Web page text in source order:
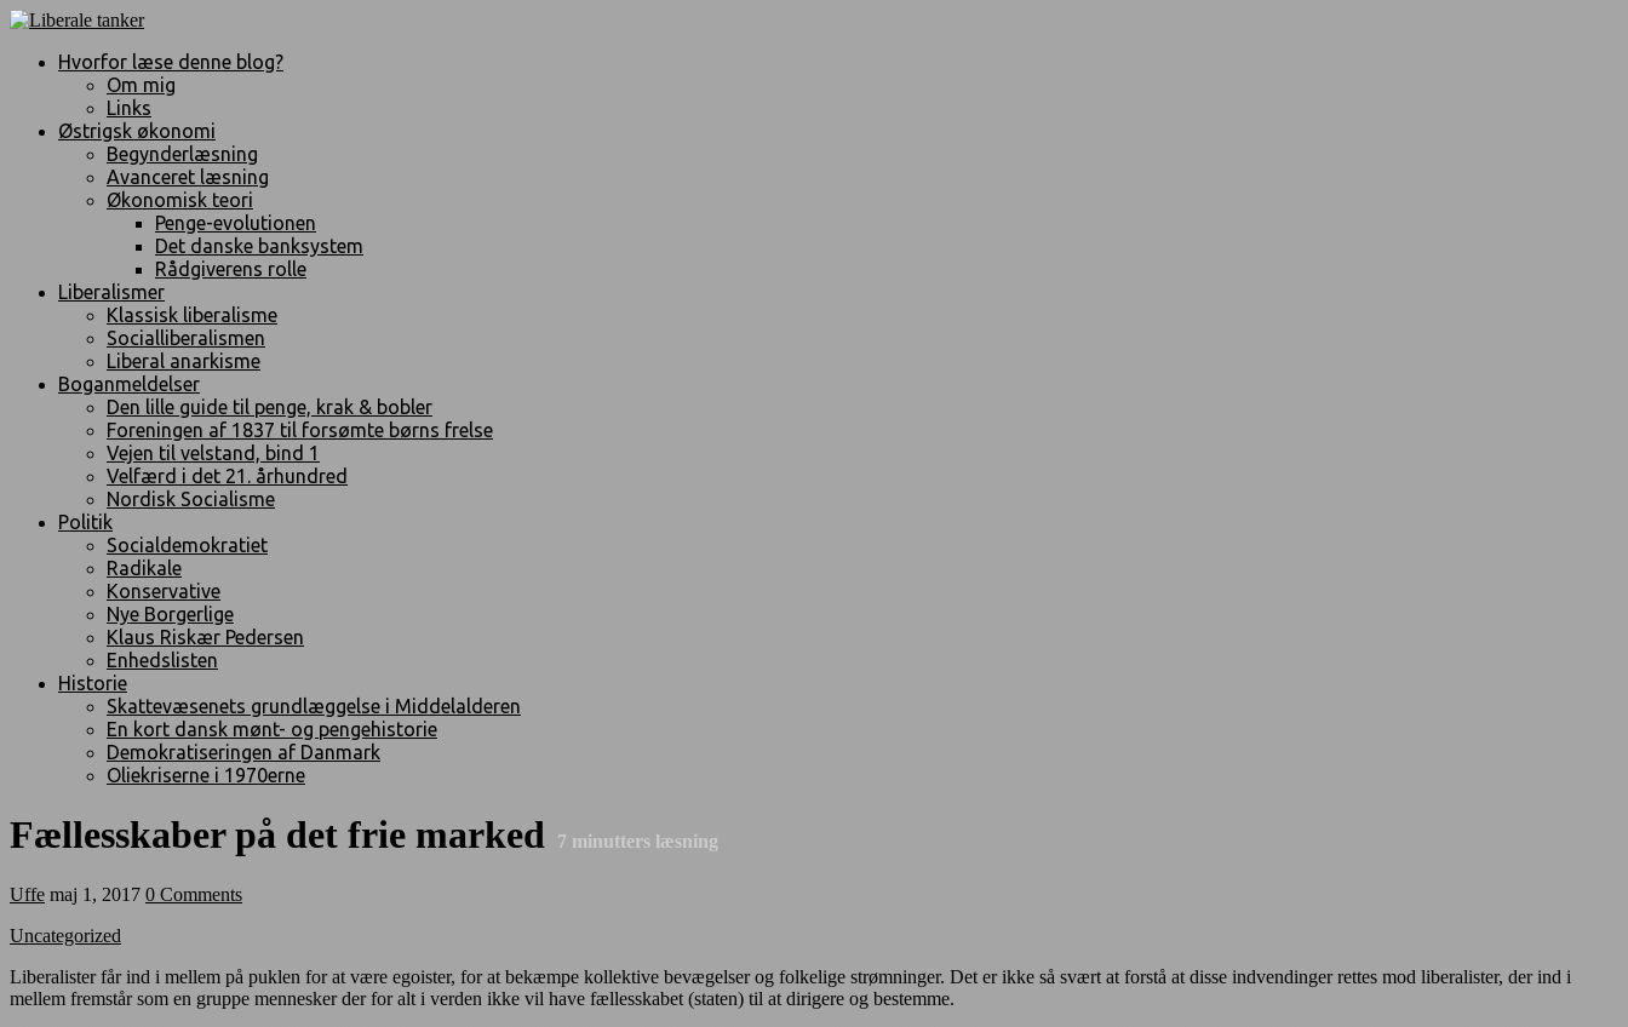
Hvorfor læse denne blog?
Om mig
Links
Østrigsk økonomi
Begynderlæsning
Avanceret læsning
Økonomisk teori
Penge-evolutionen
Det danske banksystem
Rådgiverens rolle
Liberalismer
Klassisk liberalisme
Socialliberalismen
Liberal anarkisme
Boganmeldelser
Den lille guide til penge, krak & bobler
Foreningen af 1837 til forsømte børns frelse
Vejen til velstand, bind 1
Velfærd i det 21. århundred
Nordisk Socialisme
Politik
Socialdemokratiet
Radikale
Konservative
Nye Borgerlige
Klaus Riskær Pedersen
Enhedslisten
Historie
Skattevæsenets grundlæggelse i Middelalderen
En kort dansk mønt- og pengehistorie
Demokratiseringen af Danmark
Oliekriserne i 1970erne
Fællesskaber på det frie marked 7 minutters læsning
Uffe maj 1, 2017 0 Comments
Uncategorized
Liberalister får ind i mellem på puklen for at være egoister, for at bekæmpe kollektive bevægelser og folkelige strømninger. Det er ikke så svært at forstå at disse indvendinger rettes mod liberalister, der ind i
mellem fremstår som en gruppe mennesker der for alt i verden ikke vil have fællesskabet (staten) til at dirigere og bestemme.